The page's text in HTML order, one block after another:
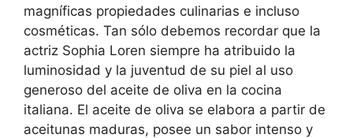
magníficas propiedades culinarias e incluso
cosméticas. Tan sólo debemos recordar que la
actriz Sophia Loren siempre ha atribuido la
luminosidad y la juventud de su piel al uso
generoso del aceite de oliva en la cocina
italiana. El aceite de oliva se elabora a partir de
aceitunas maduras, posee un sabor intenso y